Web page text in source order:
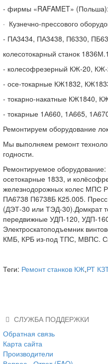
- фирмы «RAFAMET»
· Кузнечно-прессового
- ПА3434, ПА3438, П6330,
колесотокарный станок
- колесофрезерный КЖ-20,
- осе-токарные КЖ1832,
- токарно-накатные КЖ1840,
- токарные 1А660, 1А665,
Ремонтируем оборудование
Мы выполняем ремонт
годности.
Ремонтируемое
осетокарные 1833, и
железнодорожных колес МПС
ПА6738 П6738Б К25.005.
(ДЭТ-30 или ТЭД-30).Домкрат
передвижные УДП-120, УДП-
Электроскатоподъемник
КМБ, КРБ из-под ТПС, МВПС.
Теги: Ремонт станков КЖ,РТ
СЛУЖБА ПОДДЕРЖКИ
Обратная связь
Карта сайта
Производители